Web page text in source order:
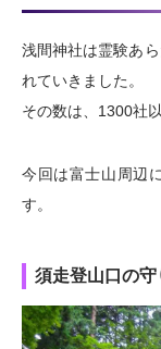
浅間神社は霊験あ
れていきました。
その数は、1300社
今回は富士山周辺
す。
須走登山口の守